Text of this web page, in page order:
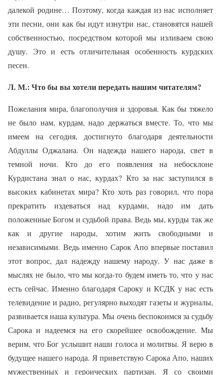
далекой родине… Поэтому, когда каждая из нас исполняет
эти песни, они как бы идут изнутри нас, становятся нашей
собственностью, посредством которой мы изливаем свою
душу. Это и есть отличительная особенность курдских
песен.
Л. М.: Что бы вы хотели передать нашим читателям?
Пожелания мира, благополучия и здоровья. Как бы тяжело
не было нам, курдам, надо держаться вместе. То, что мы
имеем на сегодня, достигнуто благодаря деятельности
Абдуллы Оджалана. Он надежда нашего народа, свет в
темной ночи. Кто до его появления на небосклоне
Курдистана знал о нас, курдах? Кто за нас заступился в
высоких кабинетах мира? Кто хоть раз говорил, что пора
прекратить издеваться над курдами, надо им дать
положенные Богом и судьбой права. Ведь мы, курды так же
как и другие народы, хотим жить свободными и
независимыми. Ведь именно Сарок Апо впервые поставил
этот вопрос, дал надежду нашему народу. У нас даже в
мыслях не было, что мы когда-то будем иметь то, что у нас
есть сейчас. Именно благодаря Сароку и КСДК у нас есть
телевидение и радио, регулярно выходят газеты и журналы,
развивается наша культура. Мы очень беспокоимся за судьбу
Сарока и надеемся на его скорейшее освобождение. Мы
верим, что Бог услышит наши голоса и молитвы. Я верю в
будущее нашего народа. Я приветствую Сарока Апо, наших
мужественных и героических партизан. Я со своими